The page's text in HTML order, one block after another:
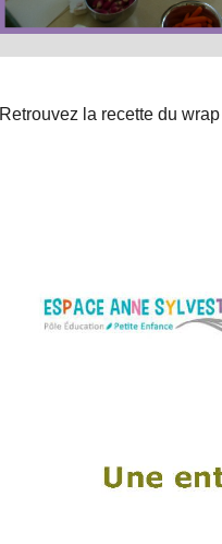
Retrouvez la recette du